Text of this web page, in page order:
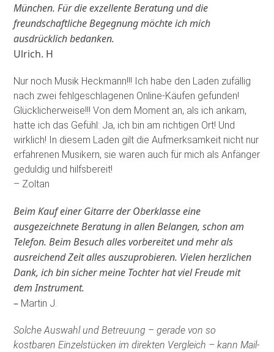
München. Für die exzellente Beratung und die
freundschaftliche Begegnung möchte ich mich
ausdrücklich bedanken.
Ulrich. H
Nur noch Musik Heckmann!!! Ich habe den Laden zufällig
nach zwei fehlgeschlagenen Online-Käufen gefunden!
Glücklicherweise!!! Von dem Moment an, als ich ankam,
hatte ich das Gefühl: Ja, ich bin am richtigen Ort! Und
wirklich! In diesem Laden gilt die Aufmerksamkeit nicht nur
erfahrenen Musikern, sie waren auch für mich als Anfänger
geduldig und hilfsbereit!
– Zoltan
Beim Kauf einer Gitarre der Oberklasse eine
ausgezeichnete Beratung in allen Belangen, schon am
Telefon. Beim Besuch alles vorbereitet und mehr als
ausreichend Zeit alles auszuprobieren. Vielen herzlichen
Dank, ich bin sicher meine Tochter hat viel Freude mit
dem Instrument.
– Martin J.
Solche Auswahl und Betreuung – gerade von so
kostbaren Einzelstücken im direkten Vergleich – kann Mail-